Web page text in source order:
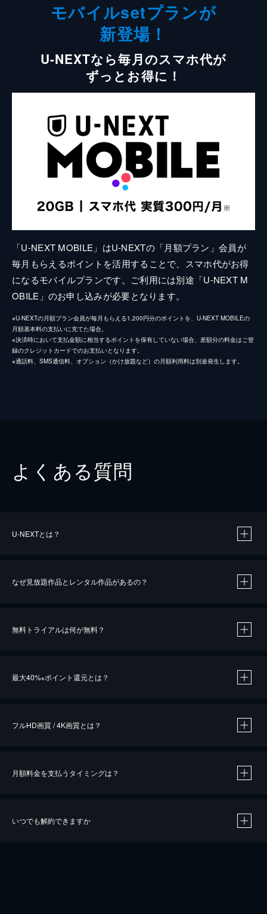
モバイルsetプランが
新登場！
U-NEXTなら毎月のスマホ代が
ずっとお得に！
「U-NEXT MOBILE」はU-NEXTの「月額プラン」会員が
毎月もらえるポイントを活用することで、スマホ代がお得
になるモバイルプランです。ご利用には別途「U-NEXT M
OBILE」のお申し込みが必要となります。
※U-NEXTの月額プラン会員が毎月もらえる1,200円分のポイントを、U-NEXT MOBILEの
月額基本料の支払いに充てた場合。
※決済時において支払金額に相当するポイントを保有していない場合、差額分の料金はご登
録のクレジットカードでのお支払いとなります。
※通話料、SMS通信料、オプション（かけ放題など）の月額利用料は別途発生します。
よくある質問
U-NEXTとは？
なぜ見放題作品とレンタル作品があるの？
無料トライアルは何が無料？
最大40%※ポイント還元とは？
※40％ポイント還元の対象は、クレジットカード決済による作品の購入 / レンタルです。
iOSアプリのUコイン決済による作品の購入 / レンタルは、20％のポイント還元です。
フルHD画質 / 4K画質とは？
月額料金を支払うタイミングは？
いつでも解約できますか